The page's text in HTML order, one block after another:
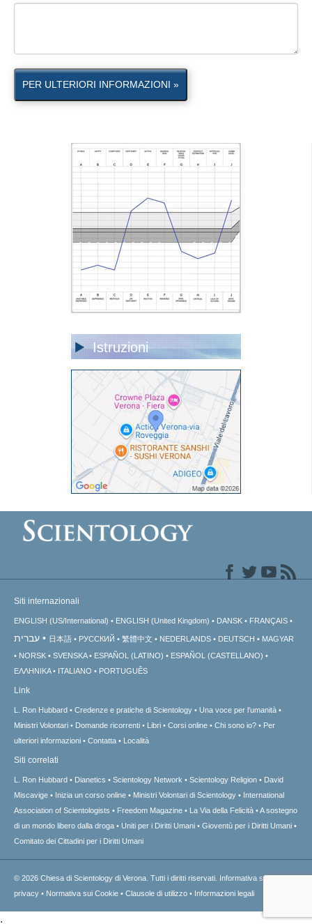
PER ULTERIORI INFORMAZIONI »
Istruzioni
Siti internazionali
ENGLISH (US/International) ENGLISH (United Kingdom) DANSK FRANÇAIS
עברית 日本語 РУССКИЙ 繁體中文 NEDERLANDS DEUTSCH
MAGYAR
NORSK
SVENSKA ESPAÑOL (LATINO)
ESPAÑOL (CASTELLANO)
ΕΛΛΗΝΙΚA
ITALIANO PORTUGUÊS
Link
L. Ron Hubbard Credenze e pratiche di Scientology
Una voce per l’umanità
Ministri Volontari
Domande ricorrenti Libri Corsi online Chi sono io?
Per
ulteriori informazioni
Contatta Località
Siti correlati
L. Ron Hubbard Dianetics Scientology Network Scientology Religion
David
Miscavige
Inizia un corso online Ministri Volontari di Scientology
International
Association of Scientologists
Freedom Magazine La Via della Felicità
A sostegno
di un mondo libero dalla droga
Uniti per i Diritti Umani
Gioventù per i Diritti Umani
Comitato dei Cittadini per i Diritti Umani
© 2026 Chiesa di Scientology di Verona. Tutti i diritti riservati.
Informativa sulla
privacy • Normativa sui Cookie • Clausole di utilizzo • Informazioni legali
.